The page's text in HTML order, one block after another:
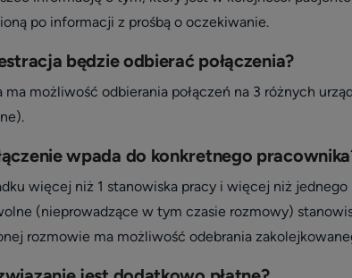
po informacji z prośbą o oczekiwanie.
będzie odbierać połączenia?
ma możliwość odbierania połączeń na 3 różnych
wpada do konkretnego
więcej niż 1 stanowiska pracy i więcej niż
(nieprowadzące w tym czasie rozmowy)
rozmowie ma możliwość odebrania